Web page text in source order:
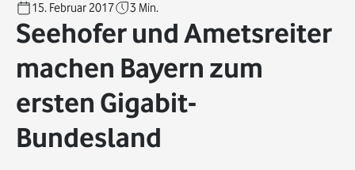
15. Februar 2017 3 Min.
Seehofer und Ametsreiter
machen Bayern zum
ersten Gigabit-
Bundesland